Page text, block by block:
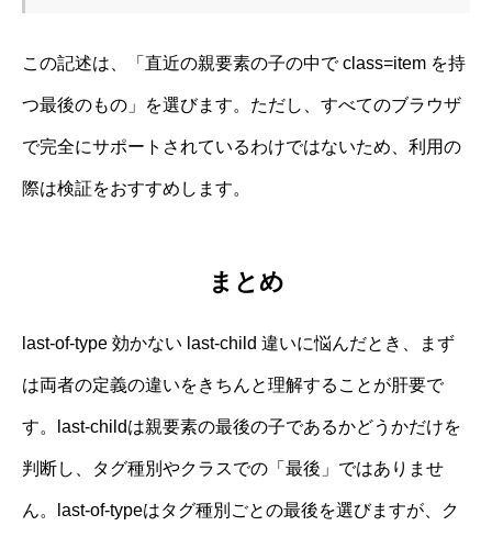
この記述は、「直近の親要素の子の中で class=item を持
つ最後のもの」を選びます。ただし、すべてのブラウザ
で完全にサポートされているわけではないため、利用の
際は検証をおすすめします。
まとめ
last-of-type 効かない last-child 違いに悩んだとき、まず
は両者の定義の違いをきちんと理解することが肝要で
す。last-childは親要素の最後の子であるかどうかだけを
判断し、タグ種別やクラスでの「最後」ではありませ
ん。last-of-typeはタグ種別ごとの最後を選びますが、ク